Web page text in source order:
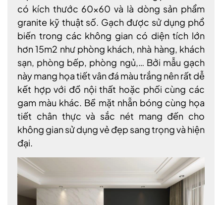
có kích thước 60×60 và là dòng sản phẩm
granite kỹ thuật số. Gạch được sử dụng phổ
biến trong các không gian có diện tích lớn
hơn 15m2 như phòng khách, nhà hàng, khách
sạn, phòng bếp, phòng ngủ,… Bởi mẫu gạch
này mang họa tiết vân đá màu trắng nên rất dễ
kết hợp với đồ nội thất hoặc phối cùng các
gam màu khác. Bề mặt nhẵn bóng cùng họa
tiết chân thực và sắc nét mang đến cho
không gian sử dụng vẻ đẹp sang trọng và hiện
đại.